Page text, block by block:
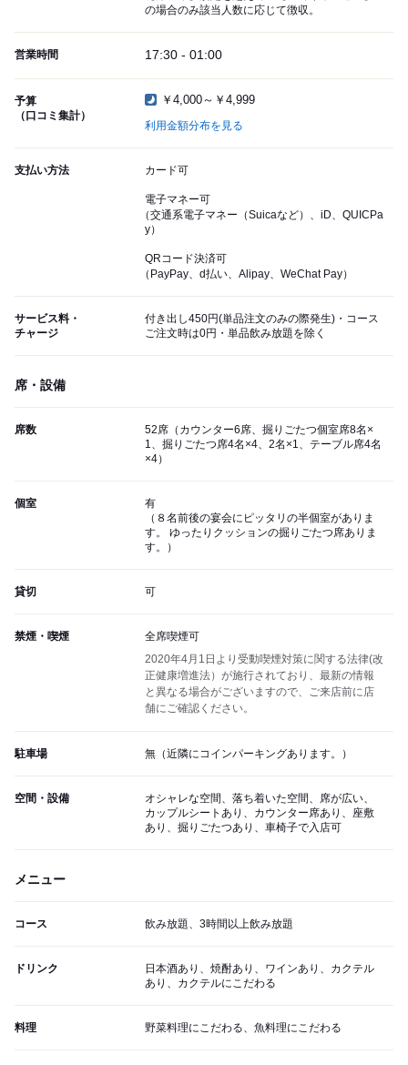
の場合のみ該当人数に応じて徴収。
営業時間 17:30 - 01:00
予算
（口コミ集計）
￥4,000～￥4,999
利用金額分布を見る
支払い方法 カード可
電子マネー可
（交通系電子マネー（Suicaなど）、iD、QUICPa
y）
QRコード決済可
（PayPay、d払い、Alipay、WeChat Pay）
サービス料・
チャージ
付き出し450円(単品注文のみの際発生)・コース
ご注文時は0円・単品飲み放題を除く
席・設備
席数
52席（カウンター6席、掘りごたつ個室席8名×
1、掘りごたつ席4名×4、2名×1、テーブル席4名
×4）
個室
有
（８名前後の宴会にピッタリの半個室がありま
す。 ゆったりクッションの掘りごたつ席ありま
す。）
貸切 可
禁煙・喫煙
全席喫煙可
2020年4月1日より受動喫煙対策に関する法律(改
正健康増進法）が施行されており、最新の情報
と異なる場合がございますので、ご来店前に店
舗にご確認ください。
駐車場 無（近隣にコインパーキングあります。）
空間・設備
オシャレな空間、落ち着いた空間、席が広い、
カップルシートあり、カウンター席あり、座敷
あり、掘りごたつあり、車椅子で入店可
メニュー
コース 飲み放題、3時間以上飲み放題
ドリンク
日本酒あり、焼酎あり、ワインあり、カクテル
あり、カクテルにこだわる
料理 野菜料理にこだわる、魚料理にこだわる